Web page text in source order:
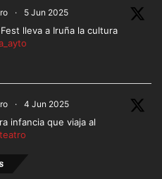
· 5 Jun 2025
lleva a Iruña la cultura
· 4 Jun 2025
infancia que viaja al